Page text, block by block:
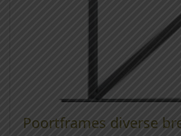
Poortframes diverse